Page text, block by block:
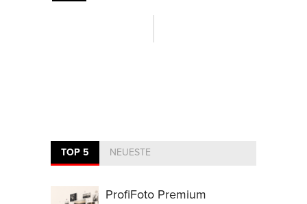
TOP 5 NEUESTE
ProfiFoto Premium